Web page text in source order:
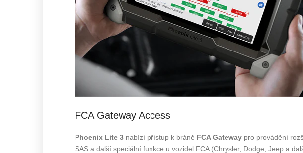
FCA Gateway Access
Phoenix Lite 3 nabízí přístup k bráně FCA Gateway pro provádění
SAS a další speciální funkce u vozidel FCA (Chrysler, Dodge, Jeep a